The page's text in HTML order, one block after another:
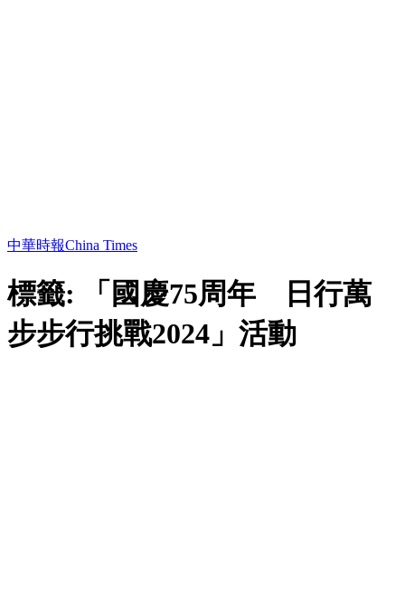
中華時報China Times
標籤: 「國慶75周年 日行萬
步步行挑戰2024」活動